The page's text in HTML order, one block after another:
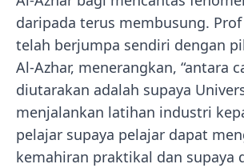
daripada terus membusung. Prof
telah berjumpa sendiri dengan
Al-Azhar, menerangkan, “antara
diutarakan adalah supaya
menjalankan latihan industri
pelajar supaya pelajar dapat
kemahiran praktikal dan supaya